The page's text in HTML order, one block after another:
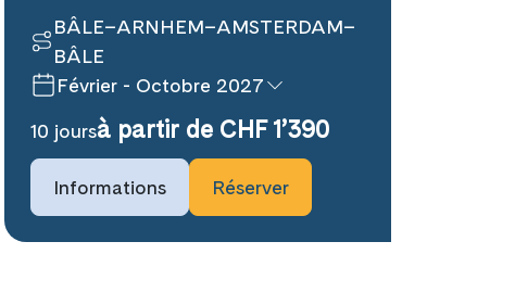
BÂLE–ARNHEM–AMSTERDAM–
BÂLE
Février - Octobre 2027
10 joursà partir de CHF 1’390
Informations Réserver
Toutes les dates